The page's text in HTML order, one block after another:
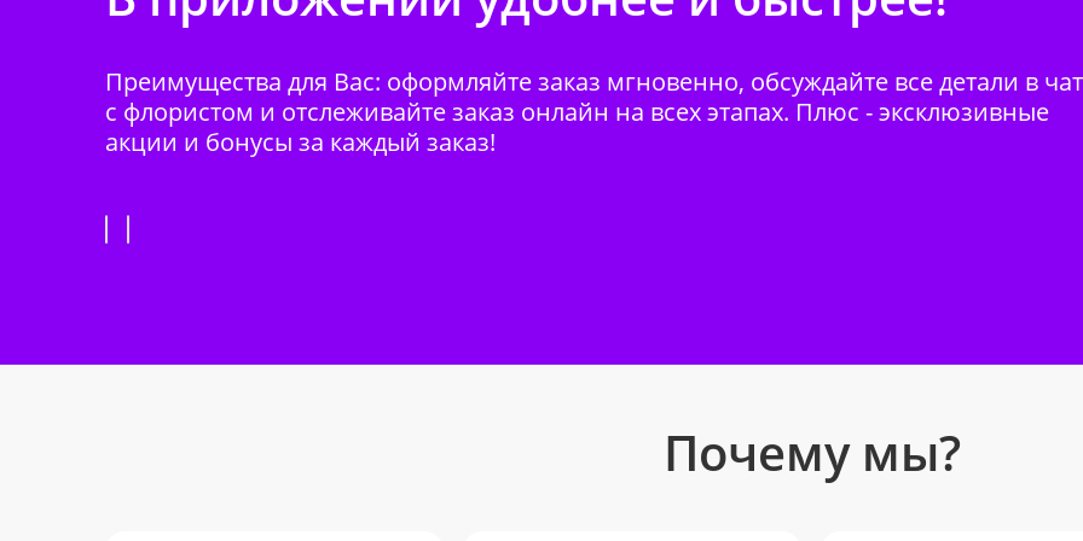
Преимущества для Вас: оформляйте заказ мгновенно, обсуждайте все детали в
с флористом и отслеживайте заказ онлайн на всех этапах. Плюс - эксклюзивные
акции и бонусы за каждый заказ!
Почему мы?